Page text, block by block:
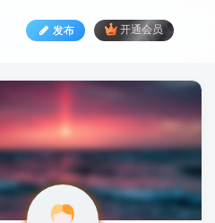
发布 开通会员